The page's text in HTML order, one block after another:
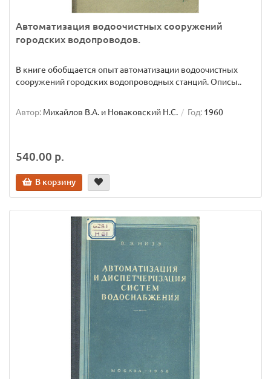
Автоматизация водоочистных сооружений
городских водопроводов.
В книге обобщается опыт автоматизации водоочистных
сооружений городских водопроводных станций. Описы..
Автор: Михайлов В.А. и Новаковский Н.С. Год: 1960
540.00 р.
В корзину